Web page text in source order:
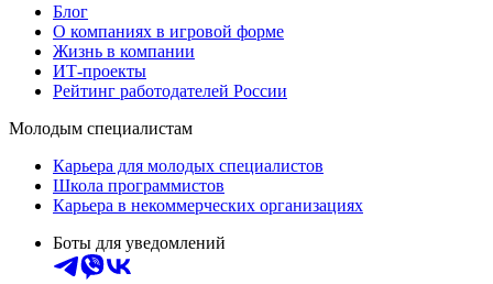
Блог
О компаниях в игровой форме
Жизнь в компании
ИТ-проекты
Рейтинг работодателей России
Молодым специалистам
Карьера для молодых специалистов
Школа программистов
Карьера в некоммерческих организациях
Боты для уведомлений